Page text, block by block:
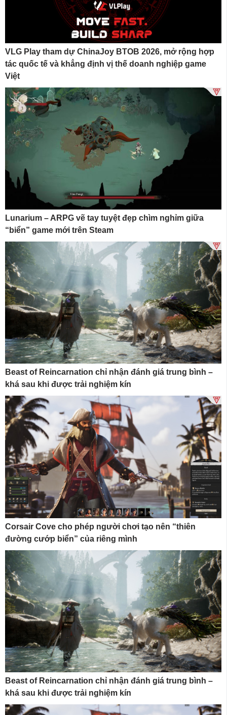
VLG Play tham dự ChinaJoy BTOB 2026, mở rộng hợp
tác quốc tế và khẳng định vị thế doanh nghiệp game
Việt
Lunarium – ARPG vẽ tay tuyệt đẹp chìm nghỉm giữa
“biển” game mới trên Steam
Beast of Reincarnation chỉ nhận đánh giá trung bình –
khá sau khi được trải nghiệm kín
Corsair Cove cho phép người chơi tạo nên “thiên
đường cướp biển” của riêng mình
Beast of Reincarnation chỉ nhận đánh giá trung bình –
khá sau khi được trải nghiệm kín